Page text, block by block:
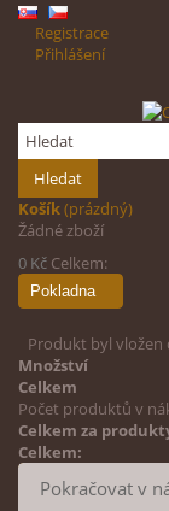
Registrace
Přihlášení
Hledat
Košík(prázdný)
Žádné zboží
0 Kč Celkem:
Pokladna
Produkt byl vložen
Množství
Celkem
Počet produktů v
Celkem za
Celkem:
Pokračovat v